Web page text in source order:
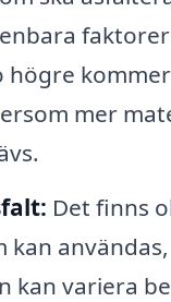
högre
mer
Det finns
kan
kan variera